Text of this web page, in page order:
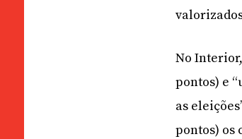
No
pontos) e
as
pontos) os